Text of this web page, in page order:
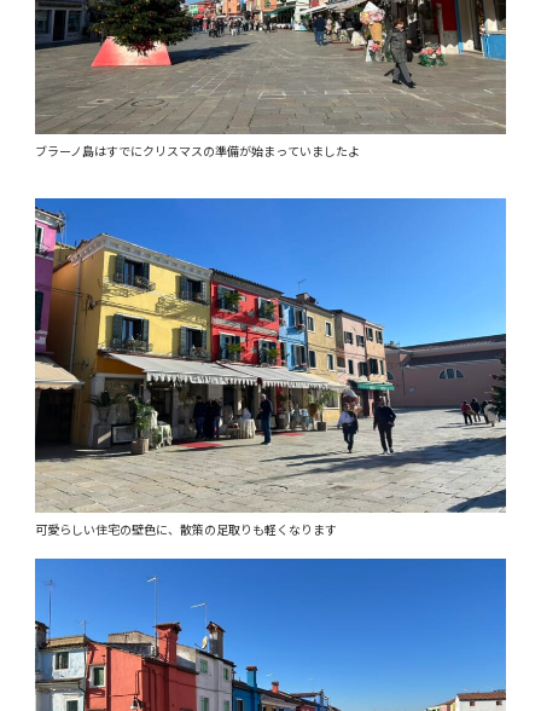
ブラーノ島はすでにクリスマスの準備が始まっていましたよ
可愛らしい住宅の壁色に、散策の足取りも軽くなります